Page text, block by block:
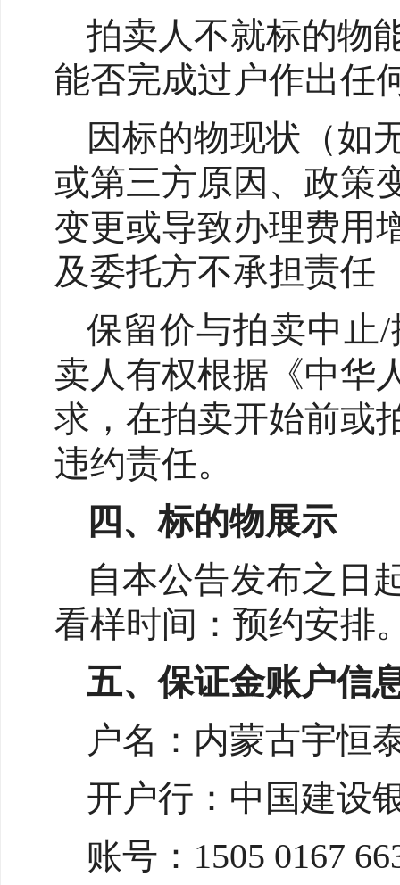
拍卖人不就标的物
能否完成过户作出任
因标的物现状（如
或第三方原因、政策
变更或导致办理费用
及委托方不承担责任
保留价与拍卖中止
卖人有权根据《中华
求，在拍卖开始前或
违约责任。
四、标的物展示
自本公告发布之日
看样时间：预约安排
五、保证金账户信
户名：内蒙古宇恒
开户行：中国建设
账号：1505 0167